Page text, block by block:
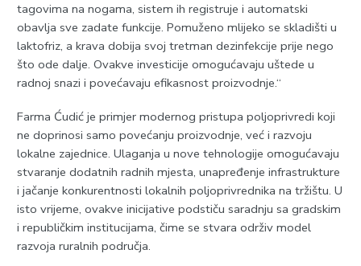
tagovima na nogama, sistem ih registruje i automatski
obavlja sve zadate funkcije. Pomuženo mlijeko se skladišti u
laktofriz, a krava dobija svoj tretman dezinfekcije prije nego
što ode dalje. Ovakve investicije omogućavaju uštede u
radnoj snazi i povećavaju efikasnost proizvodnje.“
Farma Ćudić je primjer modernog pristupa poljoprivredi koji
ne doprinosi samo povećanju proizvodnje, već i razvoju
lokalne zajednice. Ulaganja u nove tehnologije omogućavaju
stvaranje dodatnih radnih mjesta, unapređenje infrastrukture
i jačanje konkurentnosti lokalnih poljoprivrednika na tržištu. U
isto vrijeme, ovakve inicijative podstiču saradnju sa gradskim
i republičkim institucijama, čime se stvara održiv model
razvoja ruralnih područja.